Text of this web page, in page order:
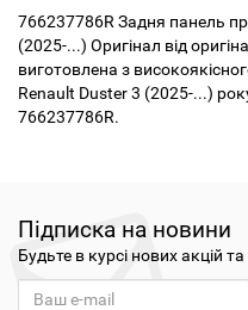
766237786R Задня панель
(2025-...) Оригінал від
виготовлена з
Renault Duster 3 (2025-...)
766237786R.
Підписка на новини
Будьте в курсі нових акцій